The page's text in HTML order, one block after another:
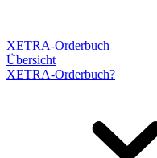
XETRA-Orderbuch
Übersicht
XETRA-Orderbuch?